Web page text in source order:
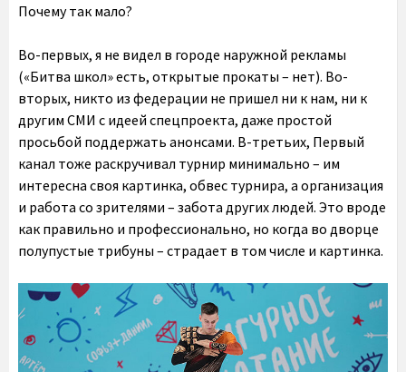
Почему так мало?
Во-первых, я не видел в городе наружной рекламы
(«Битва школ» есть, открытые прокаты – нет). Во-
вторых, никто из федерации не пришел ни к нам, ни к
другим СМИ с идеей спецпроекта, даже простой
просьбой поддержать анонсами. В-третьих, Первый
канал тоже раскручивал турнир минимально – им
интересна своя картинка, обвес турнира, а организация
и работа со зрителями – забота других людей. Это вроде
как правильно и профессионально, но когда во дворце
полупустые трибуны – страдает в том числе и картинка.